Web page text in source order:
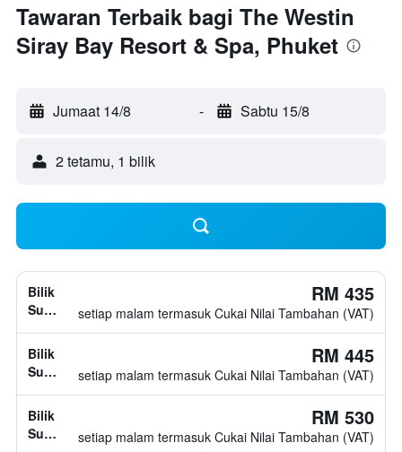
Tawaran Terbaik bagi The Westin
Siray Bay Resort & Spa, Phuket
Jumaat 14/8 - Sabtu 15/8
2 tetamu, 1 bilik
Bilik
Superior,
katil
king
RM 435
setiap malam termasuk Cukai Nilai Tambahan (VAT)
Bilik
Superior,
katil
king
RM 445
setiap malam termasuk Cukai Nilai Tambahan (VAT)
Bilik
Superior,
RM 530
setiap malam termasuk Cukai Nilai Tambahan (VAT)